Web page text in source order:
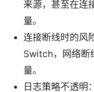
来源，甚至在连
量。
连接断线时的风
Switch，网络断
量。
日志策略不透明